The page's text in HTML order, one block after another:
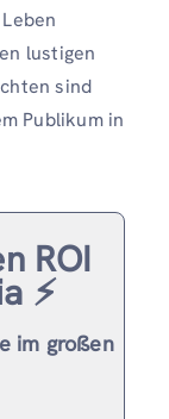
lustigen
sind
Publikum in
ROI
⚡️
im großen